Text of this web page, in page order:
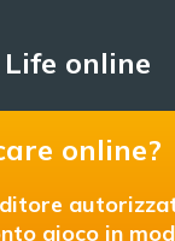
online
online?
gioco in